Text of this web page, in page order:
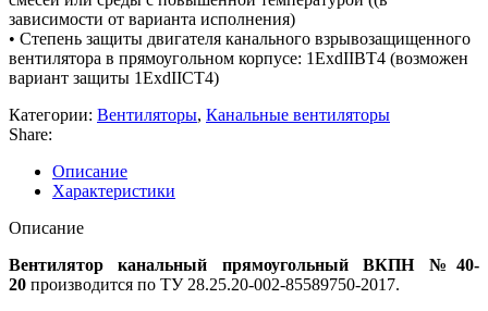
зависимости от варианта исполнения)
• Степень защиты двигателя канального взрывозащищенного
вентилятора в прямоугольном корпусе: 1ExdIIBT4 (возможен
вариант защиты 1ExdIICT4)
Категории: Вентиляторы, Канальные вентиляторы
Share:
Описание
Характеристики
Описание
Вентилятор канальный прямоугольный ВКПН №40-
20 производится по ТУ 28.25.20-002-85589750-2017.